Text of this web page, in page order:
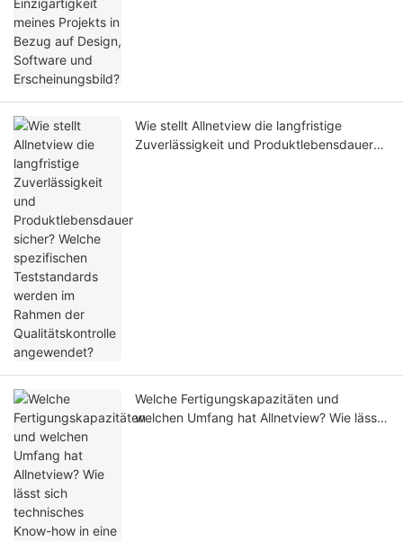
Wie stellt Allnetview die langfristige
Zuverlässigkeit und Produktlebensdauer
Welche Fertigungskapazitäten und
welchen Umfang hat Allnetview? Wie lässt